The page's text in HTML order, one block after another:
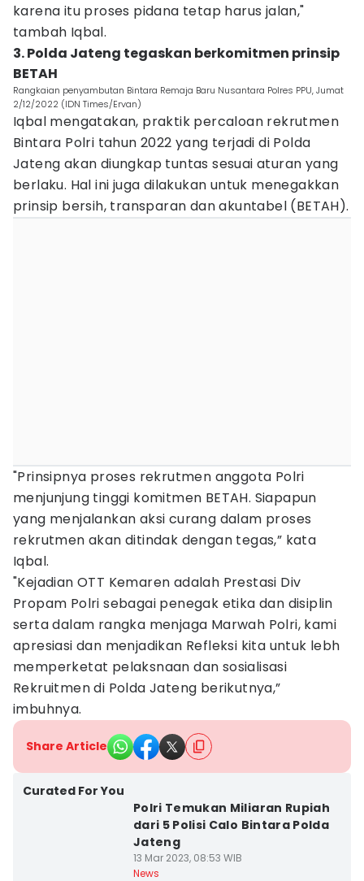
karena itu proses pidana tetap harus jalan,"
tambah Iqbal.
3. Polda Jateng tegaskan berkomitmen prinsip
BETAH
Rangkaian penyambutan Bintara Remaja Baru Nusantara Polres PPU, Jumat
2/12/2022 (IDN Times/Ervan)
Iqbal mengatakan, praktik percaloan rekrutmen
Bintara Polri tahun 2022 yang terjadi di Polda
Jateng akan diungkap tuntas sesuai aturan yang
berlaku. Hal ini juga dilakukan untuk menegakkan
prinsip bersih, transparan dan akuntabel (BETAH).
"Prinsipnya proses rekrutmen anggota Polri
menjunjung tinggi komitmen BETAH. Siapapun
yang menjalankan aksi curang dalam proses
rekrutmen akan ditindak dengan tegas,” kata
Iqbal.
"Kejadian OTT Kemaren adalah Prestasi Div
Propam Polri sebagai penegak etika dan disiplin
serta dalam rangka menjaga Marwah Polri, kami
apresiasi dan menjadikan Refleksi kita untuk lebh
memperketat pelaksnaan dan sosialisasi
Rekruitmen di Polda Jateng berikutnya,”
imbuhnya.
Share Article
Curated For You
Polri Temukan Miliaran Rupiah
dari 5 Polisi Calo Bintara Polda
Jateng
13 Mar 2023, 08:53 WIB
News